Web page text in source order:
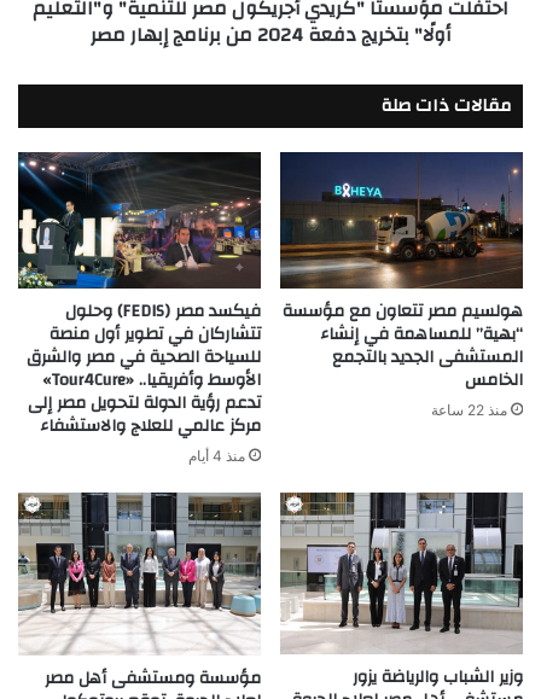
دفعة
برنامج
إبهار
مصر
احتفلت مؤسستا "كريدي أجريكول مصر للتنمية" و"التعليم
أولًا" بتخريج دفعة 2024 من برنامج إبهار مصر
مقالات ذات صلة
هولسيم مصر تتعاون مع مؤسسة
“بهية” للمساهمة في إنشاء
المستشفى الجديد بالتجمع
الخامس
منذ 22 ساعة
فيكسد مصر (FEDIS) وحلول
تتشاركان في تطوير أول منصة
للسياحة الصحية في مصر والشرق
الأوسط وأفريقيا.. «Tour4Cure»
تدعم رؤية الدولة لتحويل مصر إلى
مركز عالمي للعلاج والاستشفاء
منذ 4 أيام
وزير الشباب والرياضة يزور مؤسسة ومستشفى أهل مصر